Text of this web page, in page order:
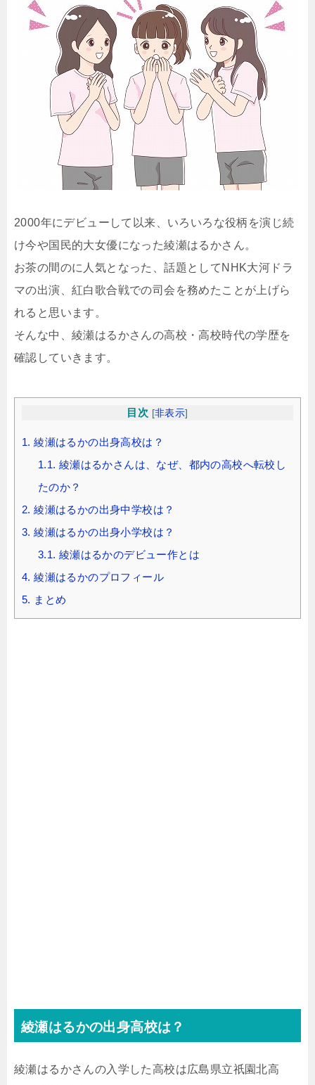
2000年にデビューして以来、いろいろな役柄を演じ続
け今や国民的大女優になった綾瀬はるかさん。
お茶の間のに人気となった、話題としてNHK大河ドラ
マの出演、紅白歌合戦での司会を務めたことが上げら
れると思います。
そんな中、綾瀬はるかさんの高校・高校時代の学歴を
確認していきます。
目次 [非表示]
1. 綾瀬はるかの出身高校は？
1.1. 綾瀬はるかさんは、なぜ、都内の高校へ転校し
たのか？
2. 綾瀬はるかの出身中学校は？
3. 綾瀬はるかの出身小学校は？
3.1. 綾瀬はるかのデビュー作とは
4. 綾瀬はるかのプロフィール
5. まとめ
綾瀬はるかの出身高校は？
綾瀬はるかさんの入学した高校は広島県立祇園北高